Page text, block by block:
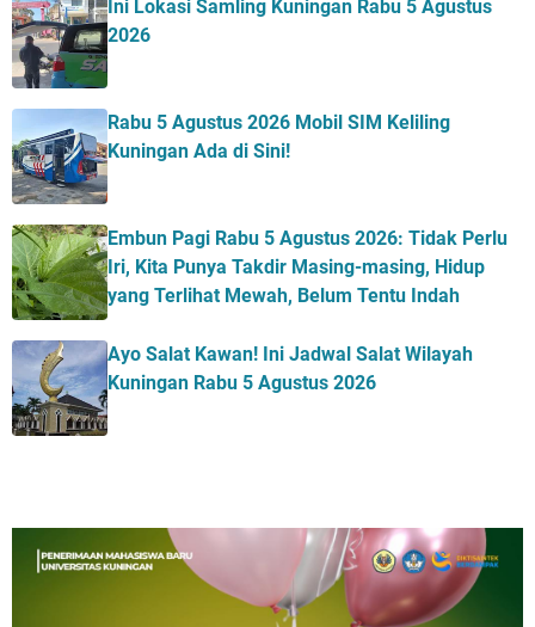
Ini Lokasi Samling Kuningan Rabu 5 Agustus
2026
Rabu 5 Agustus 2026 Mobil SIM Keliling
Kuningan Ada di Sini!
Embun Pagi Rabu 5 Agustus 2026: Tidak Perlu
Iri, Kita Punya Takdir Masing-masing, Hidup
yang Terlihat Mewah, Belum Tentu Indah
Ayo Salat Kawan! Ini Jadwal Salat Wilayah
Kuningan Rabu 5 Agustus 2026